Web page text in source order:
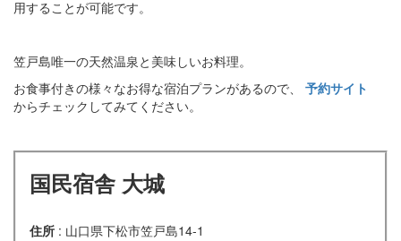
用することが可能です。
笠戸島唯一の天然温泉と美味しいお料理。
お食事付きの様々なお得な宿泊プランがあるので、 予約サイト
からチェックしてみてください。
国民宿舎 大城
住所 : 山口県下松市笠戸島14-1